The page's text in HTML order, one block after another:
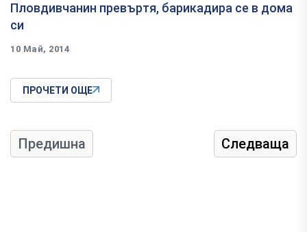
Пловдивчанин превъртя, барикадира се в дома
си
10 Май, 2014
ПРОЧЕТИ ОЩЕ
Предишна Следваща